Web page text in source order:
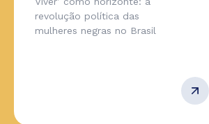
revolução política das
mulheres negras no Brasil